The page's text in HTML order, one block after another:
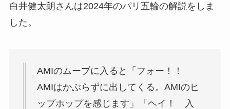
白井健太朗さんは2024年のパリ五輪の解説をしま
した。
AMIのムーブに入ると「フォー！！
AMIはかぶらずに出してくる。AMIのヒ
ップホップを感じます」「ヘイ！ 入